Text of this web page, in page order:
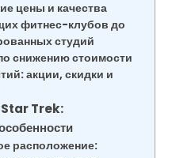
цены и качества
фитнес-клубов до
студий
снижению стоимости
акции, скидки и
Star Trek:
расположение: